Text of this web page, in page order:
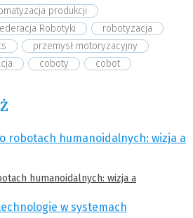
produkcji
Robotyki
robotyzacja
przemysł motoryzacyjny
coboty cobot
humanoidalnych: wizja a